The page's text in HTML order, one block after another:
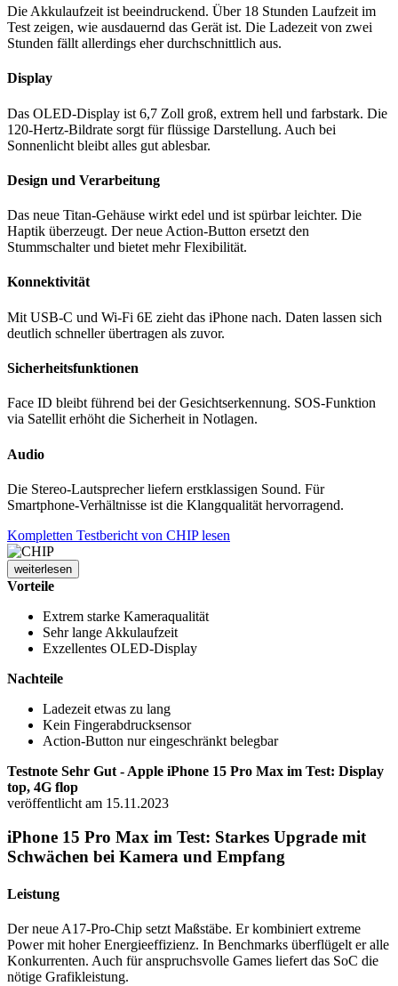
Die Akkulaufzeit ist beeindruckend. Über 18 Stunden Laufzeit im
Test zeigen, wie ausdauernd das Gerät ist. Die Ladezeit von zwei
Stunden fällt allerdings eher durchschnittlich aus.
Display
Das OLED-Display ist 6,7 Zoll groß, extrem hell und farbstark. Die
120-Hertz-Bildrate sorgt für flüssige Darstellung. Auch bei
Sonnenlicht bleibt alles gut ablesbar.
Design und Verarbeitung
Das neue Titan-Gehäuse wirkt edel und ist spürbar leichter. Die
Haptik überzeugt. Der neue Action-Button ersetzt den
Stummschalter und bietet mehr Flexibilität.
Konnektivität
Mit USB-C und Wi-Fi 6E zieht das iPhone nach. Daten lassen sich
deutlich schneller übertragen als zuvor.
Sicherheitsfunktionen
Face ID bleibt führend bei der Gesichtserkennung. SOS-Funktion
via Satellit erhöht die Sicherheit in Notlagen.
Audio
Die Stereo-Lautsprecher liefern erstklassigen Sound. Für
Smartphone-Verhältnisse ist die Klangqualität hervorragend.
Kompletten Testbericht von CHIP lesen
weiterlesen
Vorteile
Extrem starke Kameraqualität
Sehr lange Akkulaufzeit
Exzellentes OLED-Display
Nachteile
Ladezeit etwas zu lang
Kein Fingerabdrucksensor
Action-Button nur eingeschränkt belegbar
Testnote Sehr Gut - Apple iPhone 15 Pro Max im Test: Display
top, 4G flop
veröffentlicht am 15.11.2023
iPhone 15 Pro Max im Test: Starkes Upgrade mit
Schwächen bei Kamera und Empfang
Leistung
Der neue A17-Pro-Chip setzt Maßstäbe. Er kombiniert extreme
Power mit hoher Energieeffizienz. In Benchmarks überflügelt er alle
Konkurrenten. Auch für anspruchsvolle Games liefert das SoC die
nötige Grafikleistung.